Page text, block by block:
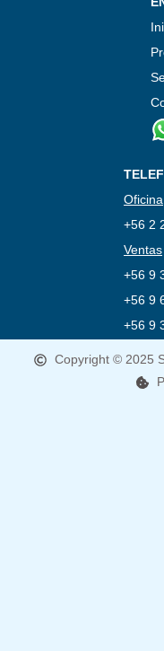
Oficina
+56 2
Ventas
+56 9
+56 9
+56 9
Copyright © 2025